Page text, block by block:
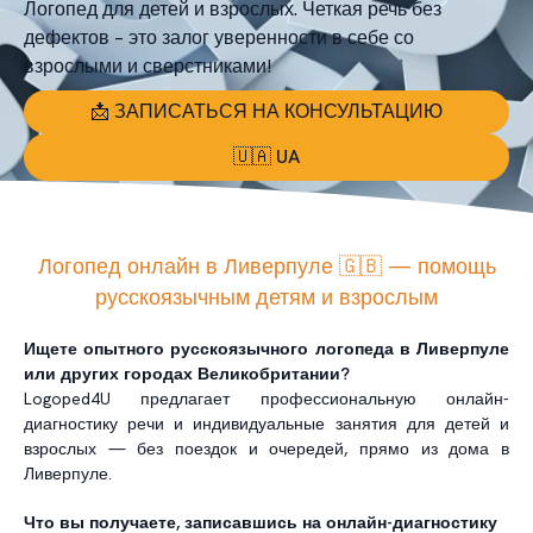
Логопед для детей и взрослых. Четкая речь без
дефектов – это залог уверенности в себе со
взрослыми и сверстниками!
📩 ЗАПИСАТЬСЯ НА КОНСУЛЬТАЦИЮ
🇺🇦 UA
Логопед онлайн в Ливерпуле 🇬🇧 — помощь
русскоязычным детям и взрослым
Ищете опытного русскоязычного логопеда в Ливерпуле
или других городах Великобритании?
Logoped4U предлагает профессиональную онлайн-
диагностику речи и индивидуальные занятия для детей и
взрослых — без поездок и очередей, прямо из дома в
Ливерпуле.
Что вы получаете, записавшись на онлайн-диагностику